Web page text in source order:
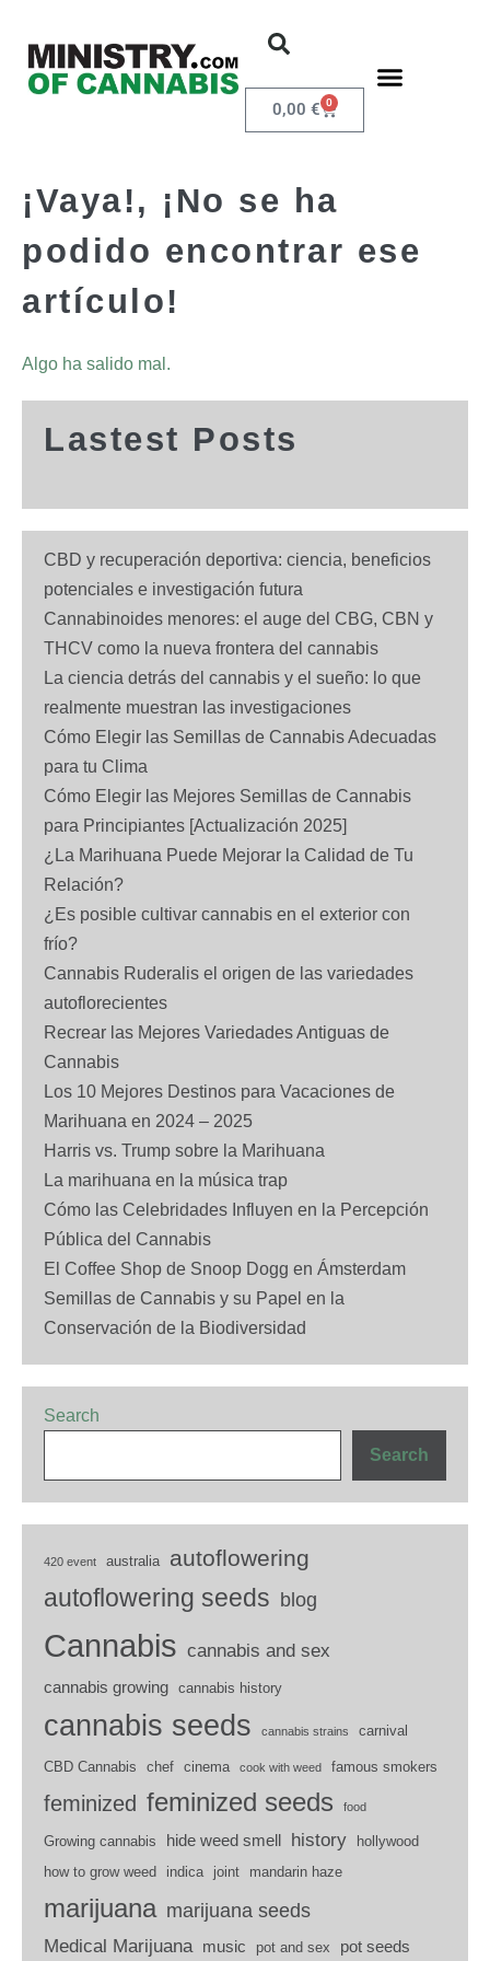
0,00 € 0
¡Vaya!, ¡No se ha
podido encontrar ese
artículo!
Algo ha salido mal.
Lastest Posts
CBD y recuperación deportiva: ciencia, beneficios
potenciales e investigación futura
Cannabinoides menores: el auge del CBG, CBN y
THCV como la nueva frontera del cannabis
La ciencia detrás del cannabis y el sueño: lo que
realmente muestran las investigaciones
Cómo Elegir las Semillas de Cannabis Adecuadas
para tu Clima
Cómo Elegir las Mejores Semillas de Cannabis
para Principiantes [Actualización 2025]
¿La Marihuana Puede Mejorar la Calidad de Tu
Relación?
¿Es posible cultivar cannabis en el exterior con
frío?
Cannabis Ruderalis el origen de las variedades
autoflorecientes
Recrear las Mejores Variedades Antiguas de
Cannabis
Los 10 Mejores Destinos para Vacaciones de
Marihuana en 2024 – 2025
Harris vs. Trump sobre la Marihuana
La marihuana en la música trap
Cómo las Celebridades Influyen en la Percepción
Pública del Cannabis
El Coffee Shop de Snoop Dogg en Ámsterdam
Semillas de Cannabis y su Papel en la
Conservación de la Biodiversidad
Search
Search
420 event australia autoflowering
autoflowering seeds blog
Cannabis cannabis and sex
cannabis growing cannabis history
cannabis seeds cannabis strains carnival
CBD Cannabis chef cinema cook with weed famous smokers
feminized feminized seeds food
Growing cannabis hide weed smell history
hollywood
how to grow weed
indica joint mandarin haze
marijuana marijuana seeds
Medical Marijuana
music pot and sex pot seeds